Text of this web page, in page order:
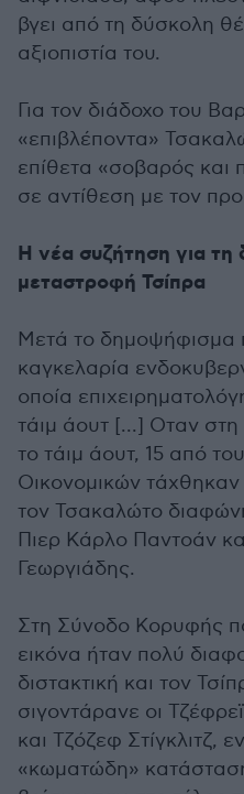
βγει από τη δύσκολη
αξιοπιστία του.
Για τον διάδοχο του
«επιβλέποντα»
επίθετα «σοβαρός και
σε αντίθεση με τον
Η νέα συζήτηση για τη
μεταστροφή Τσίπρα
Μετά το δημοψήφισμα
καγκελαρία
οποία
τάιμ άουτ [...] Οταν
το τάιμ άουτ, 15 από
Οικονομικών
τον Τσακαλώτο
Πιερ Κάρλο Παντοάν
Γεωργιάδης.
Στη Σύνοδο Κορυφής
εικόνα ήταν πολύ
διστακτική και τον
σιγοντάρανε οι
και Τζόζεφ Στίγκλιτζ,
«κωματώδη»